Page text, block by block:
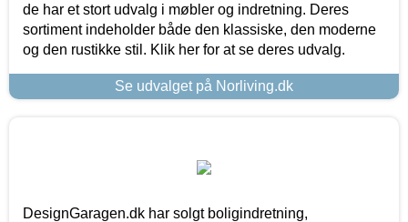
de har et stort udvalg i møbler og indretning. Deres
sortiment indeholder både den klassiske, den moderne
og den rustikke stil. Klik her for at se deres udvalg.
Se udvalget på Norliving.dk
DesignGaragen.dk har solgt boligindretning,